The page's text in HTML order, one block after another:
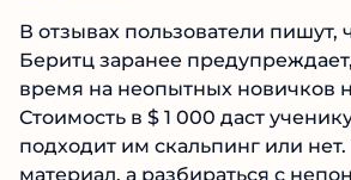
Отзывы 2021 о
Беритц
В отзывах пользователи пишут,
Андрей Беритц заранее
тратить время на неопытных
№1 В РЕЙТИНГЕ
Samorph